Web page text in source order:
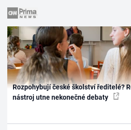
Rozpohybují české školství ředitelé?
nástroj utne nekonečné debaty